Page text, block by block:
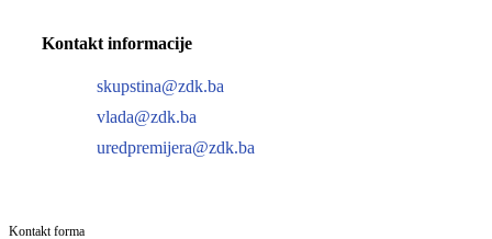
Kontakt informacije
skupstina@zdk.ba
vlada@zdk.ba
uredpremijera@zdk.ba
Kontakt forma